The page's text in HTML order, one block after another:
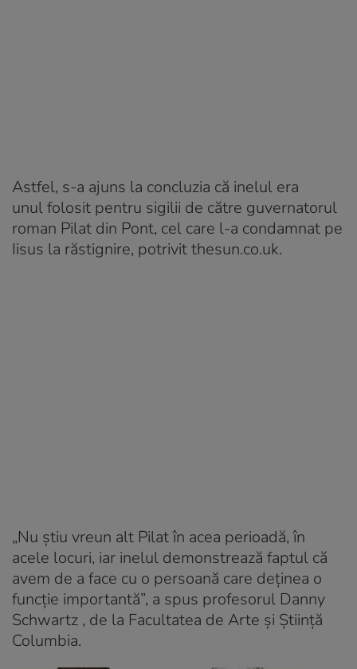
Astfel, s-a ajuns la concluzia că inelul era
unul folosit pentru sigilii de către guvernatorul
roman Pilat din Pont, cel care l-a condamnat pe
Iisus la răstignire, potrivit thesun.co.uk.
„Nu ştiu vreun alt Pilat în acea perioadă, în
acele locuri, iar inelul demonstrează faptul că
avem de a face cu o persoană care deținea o
funcţie importantă”, a spus profesorul Danny
Schwartz , de la Facultatea de Arte şi Ştiinţă
Columbia.